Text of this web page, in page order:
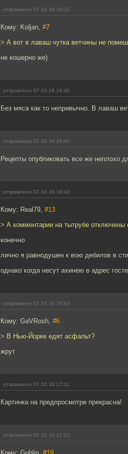
отправлено 07.10.16 16:22
Кому: Koljan, #7
> А вот в лаваш чутка ветчины не
не кошерно же)
отправлено 07.10.16 16:40
Без мяса как то непривычно. В лаваш
отправлено 07.10.16 16:40
Рецепты опубликовать все же неплохо
отправлено 07.10.16 16:43
Кому: Real79, #13
> А комментарии на тытрубе отключены
конечно
лично я равнодушен к вою дебилов в
однако когда несут ахинею в адрес
отправлено 07.10.16 16:43
Кому: GaVRosh, #6
> В Нью-Йорке едят асфальт?
жрут
отправлено 07.10.16 17:11
Картинка на предпросмотре прекрасна!
отправлено 07.10.16 17:22